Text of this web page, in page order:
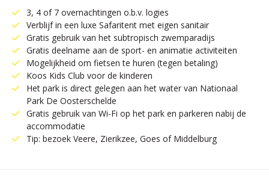
3, 4 of 7 overnachtingen o.b.v. logies
Verblijf in een luxe Safaritent met eigen sanitair
Gratis gebruik van het subtropisch zwemparadijs
Gratis deelname aan de sport- en animatie activiteiten
Mogelijkheid om fietsen te huren (tegen betaling)
Koos Kids Club voor de kinderen
Het park is direct gelegen aan het water van Nationaal
Park De Oosterschelde
Gratis gebruik van Wi-Fi op het park en parkeren nabij de
accommodatie
Tip: bezoek Veere, Zierikzee, Goes of Middelburg